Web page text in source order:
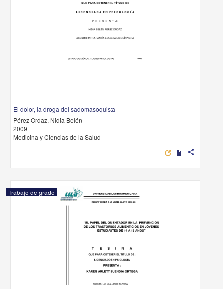
El dolor, la droga del sadomasoquista
Pérez Ordaz, Nidia Belén
2009
Medicina y Ciencias de la Salud
share
Trabajo de grado